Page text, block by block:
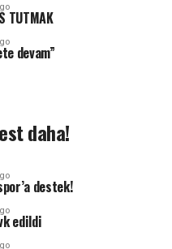
TUTMAK
devam”
daha!
destek!
edildi